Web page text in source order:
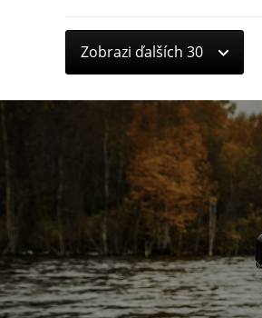
Zobrazi ďalších 30